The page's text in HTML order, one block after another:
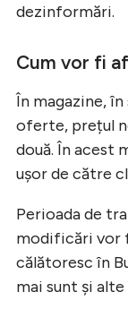
dezinformări.
Cum vor fi
În magazine,
oferte, prețul
două. În acest
ușor de către
Perioada de
modificări vor
călătoresc în
mai sunt și